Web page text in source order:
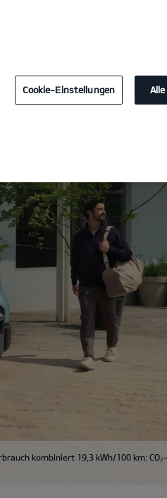
kombiniert 19,3 kWh/100 km;
Cookie-Einstellungen